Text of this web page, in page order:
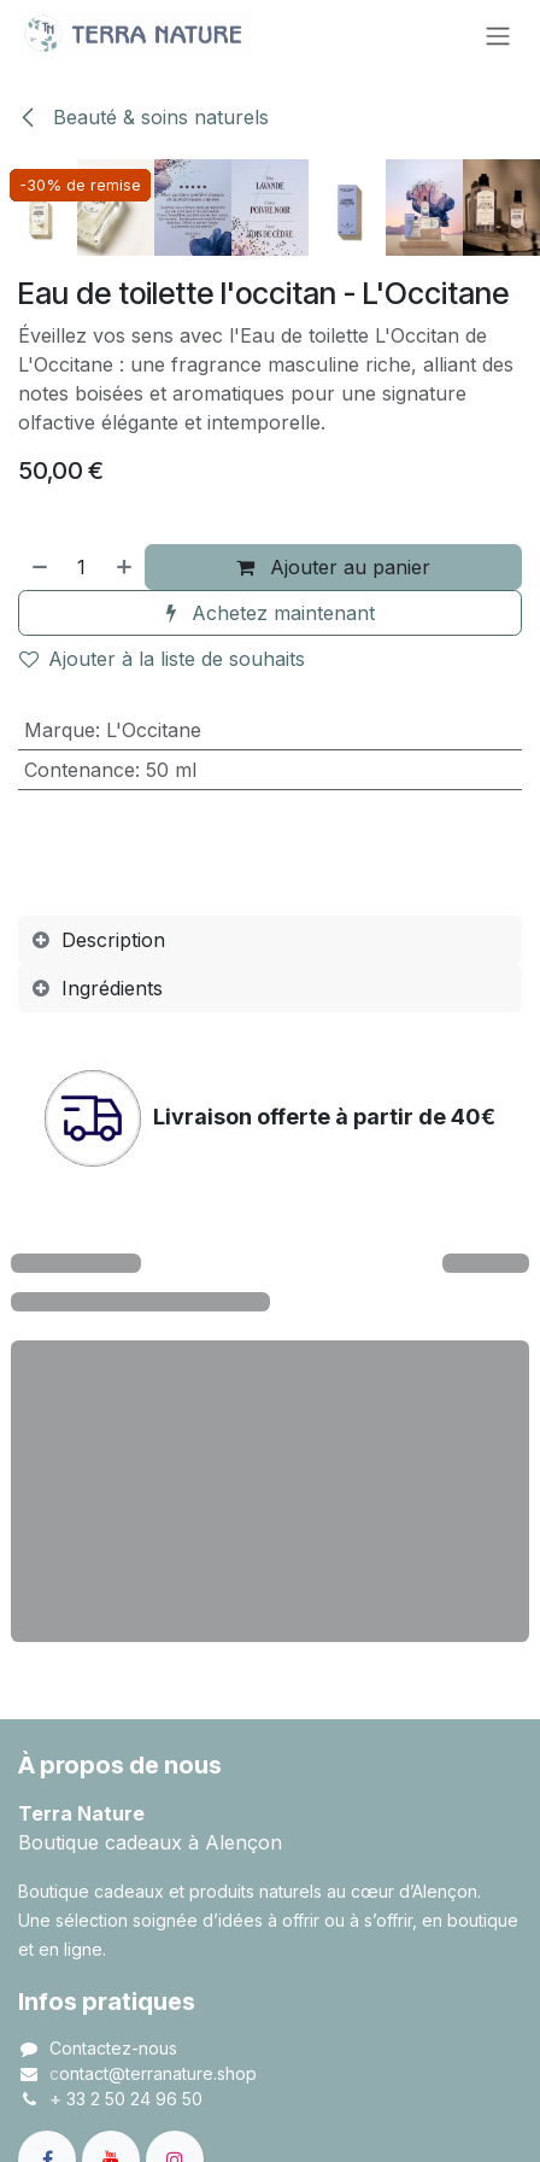
Se rendre au contenu
Beauté & soins naturels
-30% de remise
-30% de remise
-30% de remise
-30% de remise
-30% de remise
-30% de remise
-30% de remise
-30% de remise
Eau de toilette l'occitan - L'Occitane
Éveillez vos sens avec l'Eau de toilette L'Occitan de
L'Occitane : une fragrance masculine riche, alliant des
notes boisées et aromatiques pour une signature
olfactive élégante et intemporelle.
50,00 €
Ajouter au panier
Achetez maintenant
Ajouter à la liste de souhaits
Marque: L'Occitane
Contenance: 50 ml
Description
Ingrédients
Livraison offerte à partir de 40€
À propos de nous
Terra Nature
Boutique cadeaux à Alençon
Boutique cadeaux et produits naturels au cœur d’Alençon.
Une sélection soignée d’idées à offrir ou à s’offrir, en boutique
et en ligne.
Infos pratiques
Contactez-nous
contact@terranature.shop
+ 33 2 50 24 96 50